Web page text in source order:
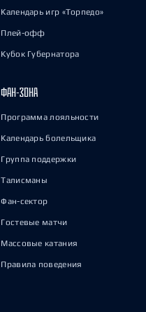
Календарь игр «Торпедо»
Плей-офф
Кубок Губернатора
ФАН-ЗОНА
Программа лояльности
Календарь болельщика
Группа поддержки
Талисманы
Фан-сектор
Гостевые матчи
Массовые катания
Правила поведения